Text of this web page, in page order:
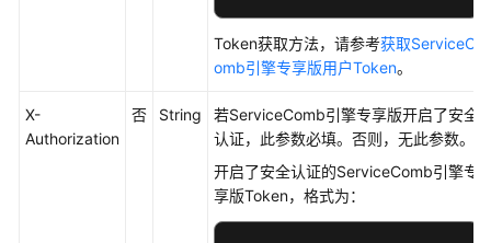
Token获取方法，请参考获取ServiceC
omb引擎专享版用户Token。
X-
Authorization
否 String
若ServiceComb引擎专享版开启了安全
认证，此参数必填。否则，无此参数。
开启了安全认证的ServiceComb引擎专
享版Token，格式为：